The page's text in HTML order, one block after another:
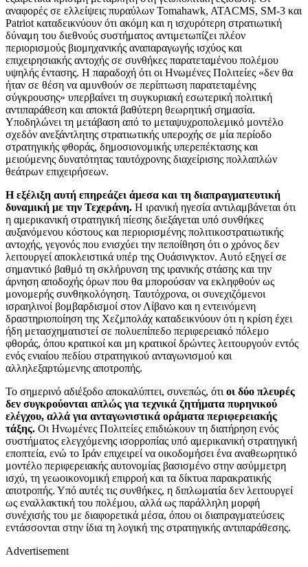
αναφορές σε ελλείψεις πυραύλων Tomahawk, ATACMS, SM-3 και
Patriot καταδεικνύουν ότι ακόμη και η ισχυρότερη στρατιωτική
δύναμη του διεθνούς συστήματος αντιμετωπίζει πλέον
περιορισμούς βιομηχανικής αναπαραγωγής ισχύος και
επιχειρησιακής αντοχής σε συνθήκες παρατεταμένου πολέμου
υψηλής έντασης. Η παραδοχή ότι οι Ηνωμένες Πολιτείες «δεν θα
ήταν σε θέση να αμυνθούν σε περίπτωση παρατεταμένης
σύγκρουσης» υπερβαίνει τη συγκυριακή εσωτερική πολιτική
αντιπαράθεση και αποκτά βαθύτερη θεωρητική σημασία.
Υποδηλώνει τη μετάβαση από το μεταψυχροπολεμικό μοντέλο
σχεδόν ανεξάντλητης στρατιωτικής υπεροχής σε μία περίοδο
στρατηγικής φθοράς, δημοσιονομικής υπερεπέκτασης και
μειούμενης δυνατότητας ταυτόχρονης διαχείρισης πολλαπλών
θεάτρων επιχειρήσεων.
Η εξέλιξη αυτή επηρεάζει άμεσα και τη διαπραγματευτική
δυναμική με την Τεχεράνη. Η ιρανική ηγεσία αντιλαμβάνεται ότι
η αμερικανική στρατηγική πίεσης διεξάγεται υπό συνθήκες
αυξανόμενου κόστους και περιορισμένης πολιτικοστρατιωτικής
αντοχής, γεγονός που ενισχύει την πεποίθηση ότι ο χρόνος δεν
λειτουργεί αποκλειστικά υπέρ της Ουάσινγκτον. Αυτό εξηγεί σε
σημαντικό βαθμό τη σκλήρυνση της ιρανικής στάσης και την
άρνηση αποδοχής όρων που θα μπορούσαν να εκληφθούν ως
μονομερής συνθηκολόγηση. Ταυτόχρονα, οι συνεχιζόμενοι
ισραηλινοί βομβαρδισμοί στον Λίβανο και η εντεινόμενη
δραστηριοποίηση της Χεζμπολάχ καταδεικνύουν ότι η κρίση έχει
ήδη μετασχηματιστεί σε πολυεπίπεδο περιφερειακό πόλεμο
φθοράς, όπου κρατικοί και μη κρατικοί δρώντες λειτουργούν εντός
ενός ενιαίου πεδίου στρατηγικού ανταγωνισμού και
αλληλεξαρτώμενης αποτροπής.
Το σημερινό αδιέξοδο αποκαλύπτει, συνεπώς, ότι οι δύο πλευρές
δεν συγκρούονται απλώς για τεχνικά ζητήματα πυρηνικού
ελέγχου, αλλά για ανταγωνιστικά οράματα περιφερειακής
τάξης. Οι Ηνωμένες Πολιτείες επιδιώκουν τη διατήρηση ενός
συστήματος ελεγχόμενης ισορροπίας υπό αμερικανική στρατηγική
εποπτεία, ενώ το Ιράν επιχειρεί να οικοδομήσει ένα αναθεωρητικό
μοντέλο περιφερειακής αυτονομίας βασισμένο στην ασύμμετρη
ισχύ, τη γεωοικονομική επιρροή και τα δίκτυα παρακρατικής
αποτροπής. Υπό αυτές τις συνθήκες, η διπλωματία δεν λειτουργεί
ως εναλλακτική του πολέμου, αλλά ως παράλληλη μορφή
συνέχισής του με διαφορετικά μέσα, όπου οι διαπραγματεύσεις
εντάσσονται στην ίδια τη λογική της στρατηγικής αντιπαράθεσης.
Advertisement